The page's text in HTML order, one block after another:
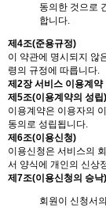
동의한 것으로
합니다.
제4조(준용규정)
이 약관에 명시되지 않
령의 규정에 따릅니다.
제2장 서비스 이용계약
제5조(이용계약의 성립)
이용계약은 이용자의
동의로 성립됩니다.
제6조(이용신청)
이용신청은 서비스의
서 양식에 개인의 신상
제7조(이용신청의 승낙)
회원이 신청서